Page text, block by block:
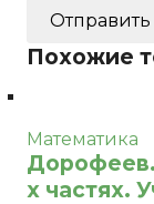
Похожие
Математика
х частях.